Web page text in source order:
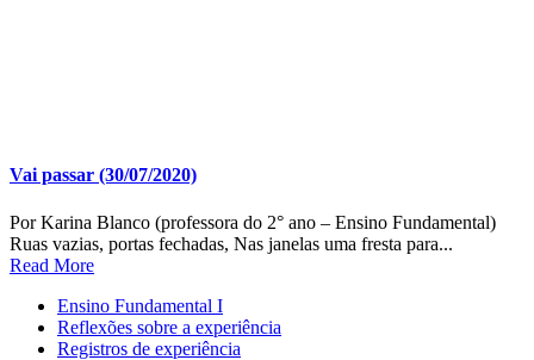
Vai passar (30/07/2020)
Por Karina Blanco (professora do 2° ano – Ensino Fundamental)
Ruas vazias, portas fechadas, Nas janelas uma fresta para...
Read More
Ensino Fundamental I
Reflexões sobre a experiência
Registros de experiência